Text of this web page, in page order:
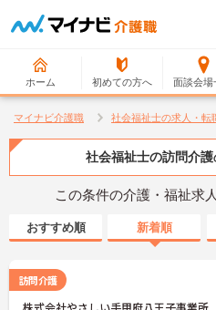
ホーム 初めての方へ 面談会場
マイナビ介護職 社会福祉士の求人・転
社会福祉士の訪問介護
この条件の介護・福祉求
おすすめ順 新着順
訪問介護
株式会社やさしい手甲府八王子事業所